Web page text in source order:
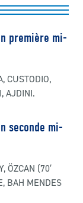
première mi-
CUSTODIO,
AJDINI.
seconde mi-
ÖZCAN (70′
BAH MENDES